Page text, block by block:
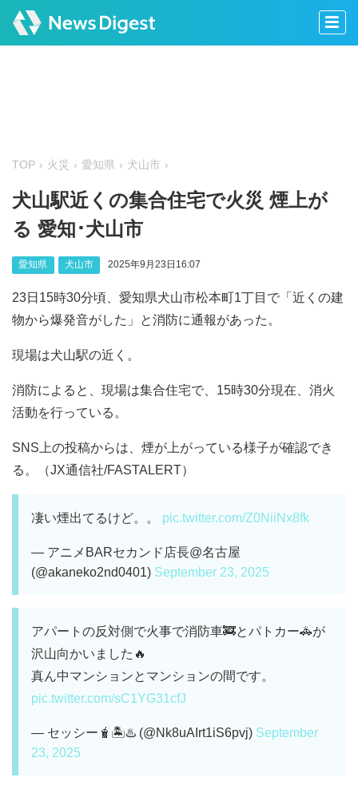
TOP 火災 愛知県 犬山市
犬山駅近くの集合住宅で火災 煙上が
る 愛知･犬山市
愛知県 犬山市 2025年9月23日16:07
23日15時30分頃、愛知県犬山市松本町1丁目で「近くの建
物から爆発音がした」と消防に通報があった。
現場は犬山駅の近く。
消防によると、現場は集合住宅で、15時30分現在、消火
活動を行っている。
SNS上の投稿からは、煙が上がっている様子が確認でき
る。（JX通信社/FASTALERT）
凄い煙出てるけど。。 pic.twitter.com/Z0NiiNx8fk
— アニメBARセカンド店長@名古屋
(@akaneko2nd0401) September 23, 2025
アパートの反対側で火事で消防車🚒とパトカー🚓が
沢山向かいました🔥
真ん中マンションとマンションの間です。
pic.twitter.com/sC1YG31cfJ
— セッシー🧋🏝️♨️ (@Nk8uAIrt1iS6pvj) September
23, 2025